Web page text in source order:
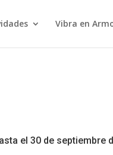
Vibra en
el 30 de septiembre